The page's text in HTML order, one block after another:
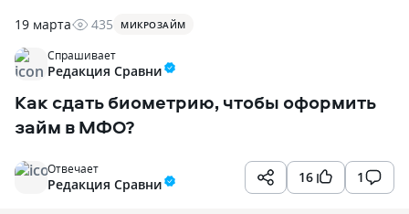
19 марта 435 МИКРОЗАЙМ
Спрашивает
Редакция Сравни
Как сдать биометрию, чтобы оформить
займ в МФО?
16 1
Отвечает
Редакция Сравни